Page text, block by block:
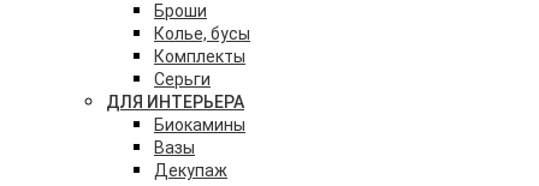
Броши
Колье, бусы
Комплекты
Серьги
ДЛЯ ИНТЕРЬЕРА
Биокамины
Вазы
Декупаж